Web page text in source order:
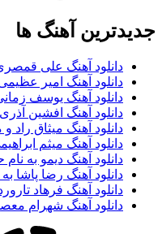
آهنگ ها
دانلود آهنگ علی قمصری به
دانلود آهنگ امیر عظیمی به
دانلود آهنگ یوسف زمانی به
دانلود آهنگ افشین آذری به
دانلود آهنگ میثاق راد و
دانلود آهنگ میثم ابراهیمی
دانلود آهنگ دیمو به نام
دانلود آهنگ رضا پاشا به نام
دانلود آهنگ فرهاد تاروردی
دانلود آهنگ شهرام معصومیان